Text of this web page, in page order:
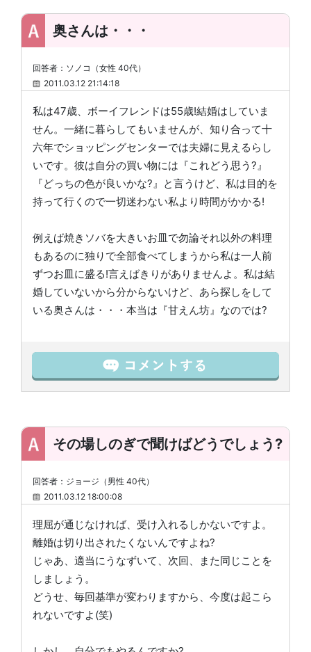
奥さんは・・・
回答者：ソノコ（女性 40代）
2011.03.12 21:14:18
私は47歳、ボーイフレンドは55歳!結婚はしていま
せん。一緒に暮らしてもいませんが、知り合って十
六年でショッピングセンターでは夫婦に見えるらし
いです。彼は自分の買い物には『これどう思う?』
『どっちの色が良いかな?』と言うけど、私は目的を
持って行くので一切迷わない私より時間がかかる!
例えば焼きソバを大きいお皿で勿論それ以外の料理
もあるのに独りで全部食べてしまうから私は一人前
ずつお皿に盛る!言えばきりがありませんよ。私は結
婚していないから分からないけど、あら探しをして
いる奥さんは・・・本当は『甘えん坊』なのでは?
その場しのぎで聞けばどうでしょう?
回答者：ジョージ（男性 40代）
2011.03.12 18:00:08
理屈が通じなければ、受け入れるしかないですよ。
離婚は切り出されたくないんですよね?
じゃあ、適当にうなずいて、次回、また同じことを
しましょう。
どうせ、毎回基準が変わりますから、今度は起こら
れないですよ(笑)